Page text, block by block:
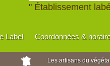
" Établissement
Label Coordonnées &
Les artisans du